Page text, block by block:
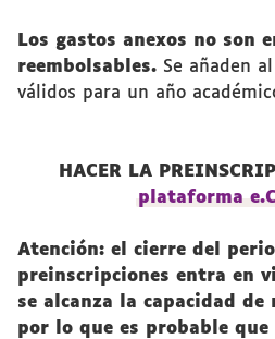
Los gastos anexos no son
reembolsables. Se añaden
válidos para un año
HACER LA
plataforma
Atención: el cierre del
preinscripciones entra en
se alcanza la capacidad de
por lo que es probable que